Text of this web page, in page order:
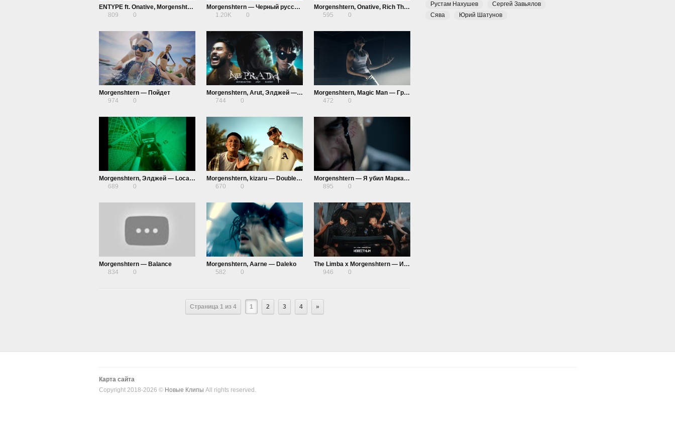
ENTYPE ft. Onative, Morgenshtern — Считалочка
809
0
Morgenshtern — Черный русский
1.20K
0
Morgenshtern, Onative, Rich The Kid — If I Ever
595
0
Morgenshtern — Пойдет
974
0
Morgenshtern, Arut, Элджей — Ne Prada
744
0
Morgenshtern, Magic Man — Грустно
472
0
Morgenshtern, Элджей — Location
689
0
Morgenshtern, kizaru — Double Cup
670
0
Morgenshtern — Я убил Марка (Оксимирон Дисс)
895
0
Morgenshtern — Balance
834
0
Morgenshtern, Aarne — Daleko
582
0
The Limba x Morgenshtern — Известным
946
0
Страница 1 из 4 1 2 3 4 »
Рустам Нахушев
Сергей Завьялов
Сява
Юрий Шатунов
Карта сайта
Copyright 2018-2026 © Новые Клипы All rights reserved.